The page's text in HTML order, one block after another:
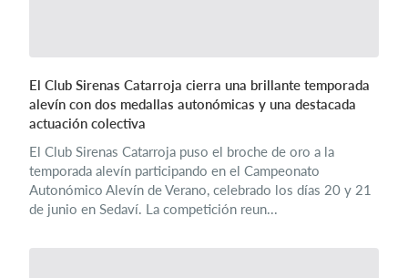
El Club Sirenas Catarroja cierra una brillante temporada
alevín con dos medallas autonómicas y una destacada
actuación colectiva
El Club Sirenas Catarroja puso el broche de oro a la
temporada alevín participando en el Campeonato
Autonómico Alevín de Verano, celebrado los días 20 y 21
de junio en Sedaví. La competición reun...